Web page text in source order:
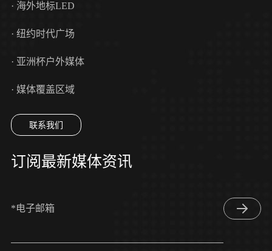
· 海外地标LED
· 纽约时代广场
· 亚洲杯户外媒体
· 媒体覆盖区域
联系我们
订阅最新媒体资讯
*电子邮箱